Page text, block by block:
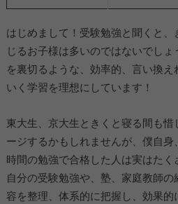
はじめまして！受験勉強と聞くと
じるお子様は多いのではないでし
を裏切るような、効率的、言い換え
いく学習を理想にしています！
東大生、京大生ときくと寝る間も惜
ージするかもしれませんが、僕自
時間の勉強で合格した人は実はたく
自分の受験勉強や、塾、家庭教師
容を整理、体系的に把握し、効果的